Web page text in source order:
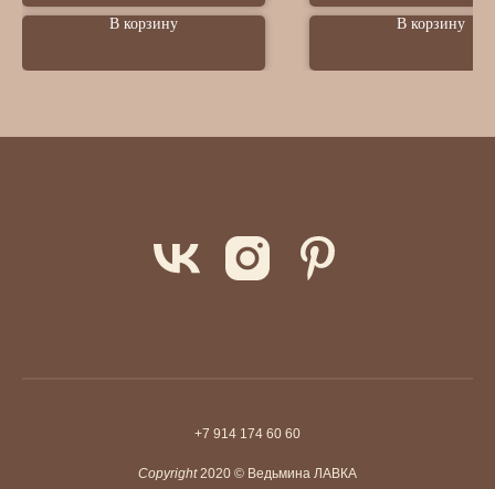
В корзину В корзину
+7 914 174 60 60
Copyright2020 © Ведьмина ЛАВКА